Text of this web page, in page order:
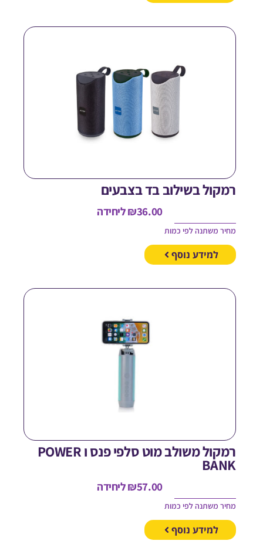
בשילוב בד בצבעים
₪ליחידה
משתנה לפי כמות
למידע נוסף
רמקול משולב מוט סלפי פנס ו POWER
₪ליחידה
משתנה לפי כמות
למידע נוסף